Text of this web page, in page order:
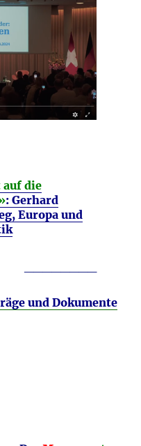
die
: Gerhard
Europa und
und Dokumente